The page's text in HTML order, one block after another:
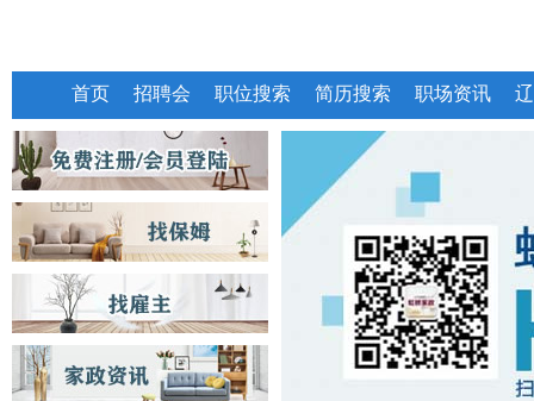
首页 招聘会 职位搜索 简历搜索 职场资讯